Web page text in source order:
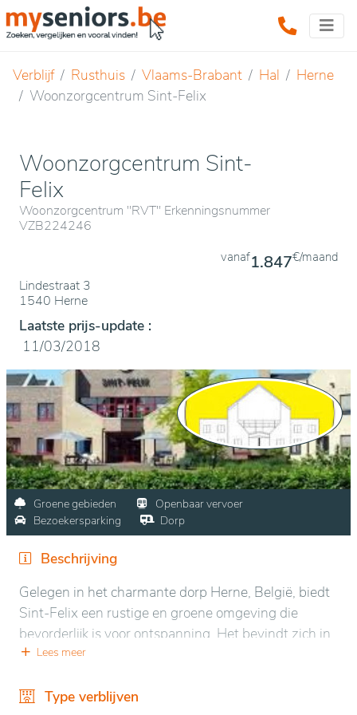
Verblijf Rusthuis Vlaams-Brabant Hal
Herne
Woonzorgcentrum Sint-Felix
Woonzorgcentrum Sint-
Felix
Woonzorgcentrum "RVT" Erkenningsnummer
VZB224246
Lindestraat 3
1540 Herne
vanaf1.847€/maand
Laatste prijs-update :
11/03/2018
Groene gebieden
Openbaar vervoer
Bezoekersparking
Dorp
Beschrijving
Gelegen in het charmante dorp Herne, België, biedt
Sint-Felix een rustige en groene omgeving die
bevorderlijk is voor ontspanning. Het bevindt zich in
een vredige landelijke omgeving, weg van de
nabijheid van Brussel. De natuurlijke omgeving
Lees meer
Type verblijven